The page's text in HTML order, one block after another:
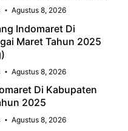
Agustus 8, 2026
Indomaret Di
Maret Tahun 2025
Agustus 8, 2026
Di Kabupaten
2025
Agustus 8, 2026